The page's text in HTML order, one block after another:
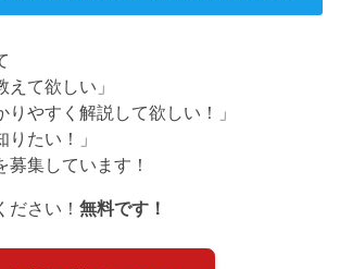
えて欲しい」
りやすく解説して欲しい！」
りたい！」
募集しています！
ださい！無料です！